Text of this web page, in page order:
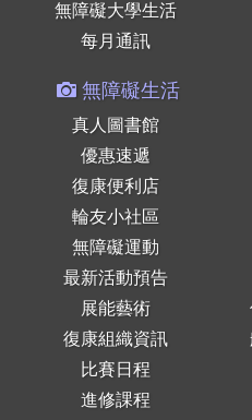
無障礙大學生活
每月通訊
無障礙生活
真人圖書館
優惠速遞
復康便利店
輪友小社區
無障礙運動
最新活動預告
展能藝術
復康組織資訊
比賽日程
進修課程